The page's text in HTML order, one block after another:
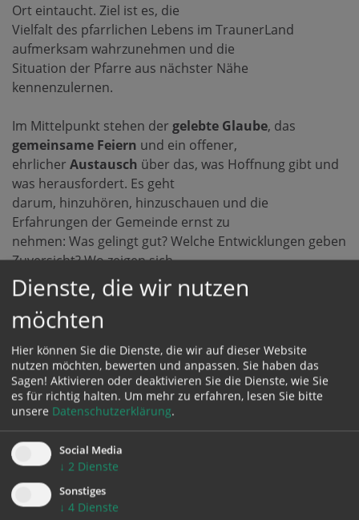
Ort eintaucht. Ziel ist es, die
Vielfalt des pfarrlichen Lebens im TraunerLand
aufmerksam wahrzunehmen und die
Situation der Pfarre aus nächster Nähe
kennenzulernen.
Im Mittelpunkt stehen der gelebte Glaube, das
gemeinsame Feiern und ein offener,
ehrlicher Austausch über das, was Hoffnung gibt und
was herausfordert. Es geht
darum, hinzuhören, hinzuschauen und die
Erfahrungen der Gemeinde ernst zu
nehmen: Was gelingt gut? Welche Entwicklungen geben
Zuversicht? Wo zeigen sich
Belastungen?
Die Visitation umfasst unterschiedliche Formen der
Gesprächeund Treffen mit verschiedenen Gruppen
der Pfarre an verschiedenen
Orten. Auch der Dialog zwischenKirche,Gesellschaft
undPolitikwird Teil dieser
begonnen und werden zeitgerecht
veröffentlicht.
Ein besonderes Augenmerk der Visitation gilt der
Dienste, die wir nutzen
möchten
Hier können Sie die Dienste, die wir auf dieser Website
nutzen möchten, bewerten und anpassen. Sie haben das
Sagen! Aktivieren oder deaktivieren Sie die Dienste, wie Sie
es für richtig halten. Um mehr zu erfahren, lesen Sie bitte
unsere Datenschutzerklärung.
Social Media
↓ 2 Dienste
Sonstiges
↓ 4 Dienste